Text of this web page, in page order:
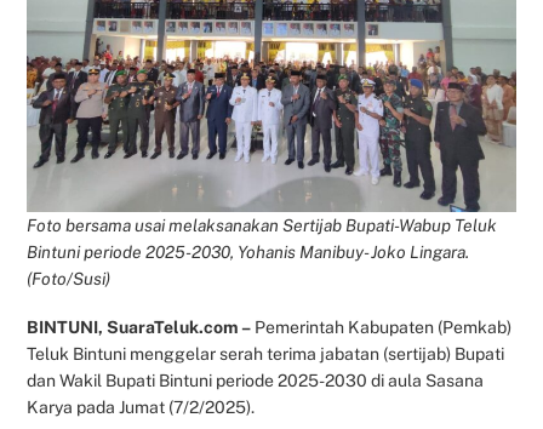
Foto bersama usai melaksanakan Sertijab Bupati-Wabup Teluk
Bintuni periode 2025-2030, Yohanis Manibuy- Joko Lingara.
(Foto/Susi)
BINTUNI, SuaraTeluk.com – Pemerintah Kabupaten (Pemkab)
Teluk Bintuni menggelar serah terima jabatan (sertijab) Bupati
dan Wakil Bupati Bintuni periode 2025-2030 di aula Sasana
Karya pada Jumat (7/2/2025).